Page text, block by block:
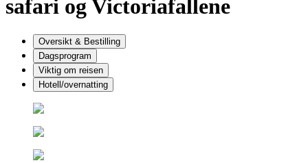
safari og Victoriafallene
Oversikt & Bestilling
Dagsprogram
Viktig om reisen
Hotell/overnatting